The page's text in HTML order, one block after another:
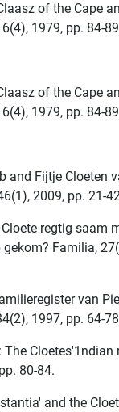
of the Cape
1979, pp. 84-
of the Cape
1979, pp. 84-
and Fijtje Cloeten
2009, pp. 21-
regtig saam
gekom? Familia,
van
1997, pp. 64-
The Cloetes'1ndian
80-84.
and the